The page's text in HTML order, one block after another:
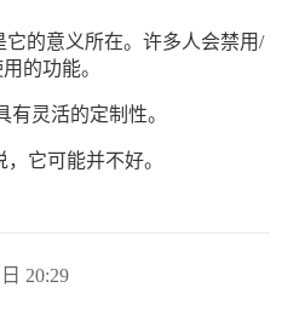
它的意义所在。许多人会禁用/
的功能。
有灵活的定制性。
它可能并不好。
20:29